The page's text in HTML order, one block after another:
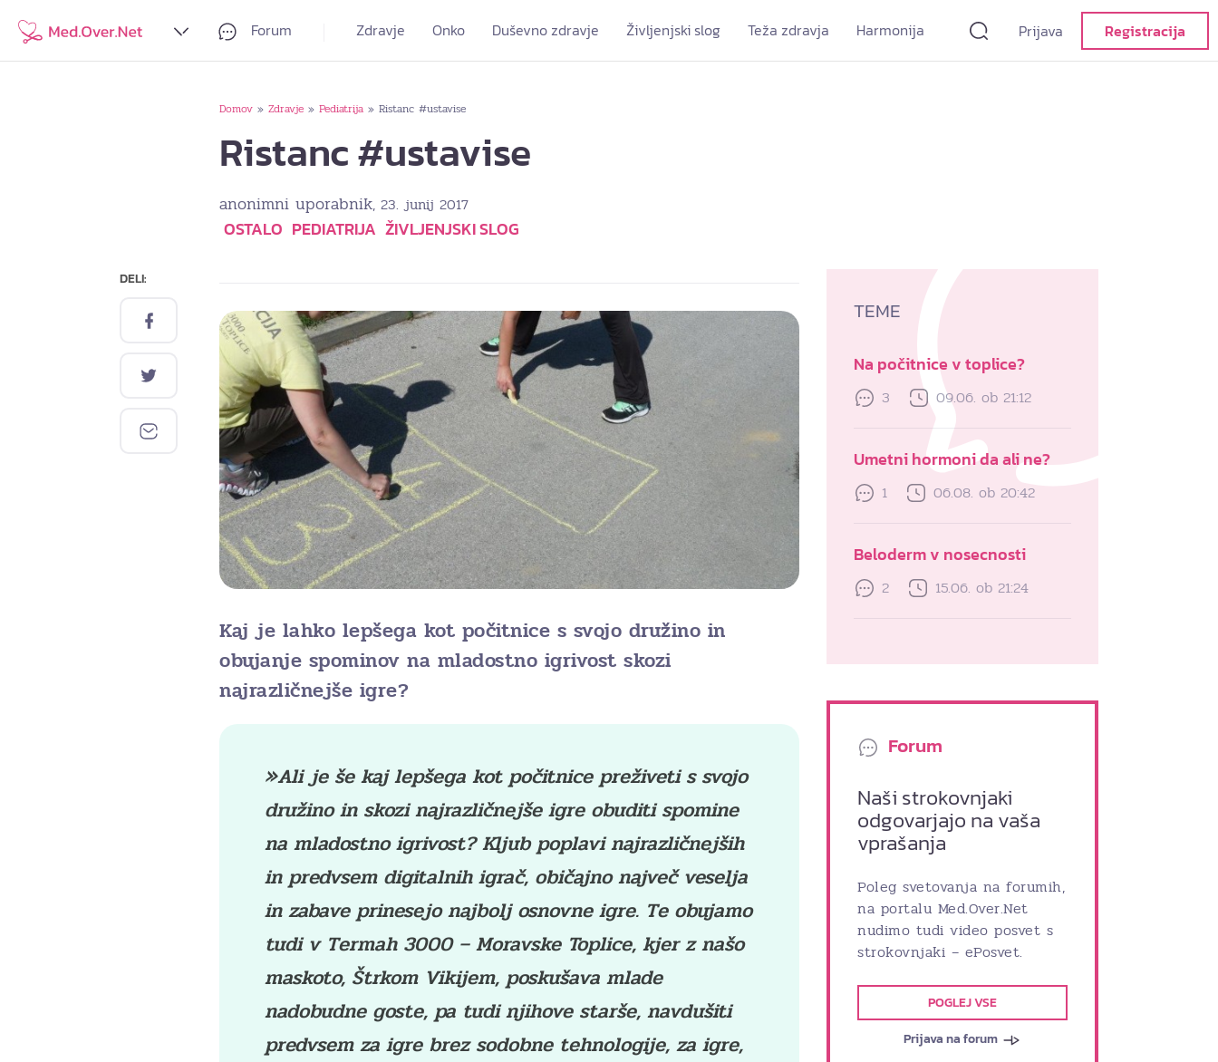
Forum Zdravje Onko Duševno zdravje Življenjski slog Teža zdravja Harmonija Prijava Registracija
Domov » Zdravje » Pediatrija » Ristanc #ustavise
Ristanc #ustavise
anonimni uporabnik, 23. junij 2017
OSTALO PEDIATRIJA ŽIVLJENJSKI SLOG
DELI:
Kaj je lahko lepšega kot počitnice s svojo družino in
obujanje spominov na mladostno igrivost skozi
najrazličnejše igre?
»Ali je še kaj lepšega kot počitnice preživeti s svojo
družino in skozi najrazličnejše igre obuditi spomine
na mladostno igrivost? Kljub poplavi najrazličnejših
in predvsem digitalnih igrač, običajno največ veselja
in zabave prinesejo najbolj osnovne igre. Te obujamo
tudi v Termah 3000 – Moravske Toplice, kjer z našo
maskoto, Štrkom Vikijem, poskušava mlade
nadobudne goste, pa tudi njihove starše, navdušiti
predvsem za igre brez sodobne tehnologije, za igre,
TEME
Na počitnice v toplice?
3 09.06. ob 21:12
Umetni hormoni da ali ne?
1 06.08. ob 20:42
Beloderm v nosecnosti
2 15.06. ob 21:24
Forum
Naši strokovnjaki
odgovarjajo na vaša
vprašanja
Poleg svetovanja na forumih,
na portalu Med.Over.Net
nudimo tudi video posvet s
strokovnjaki – ePosvet.
POGLEJ VSE
Prijava na forum